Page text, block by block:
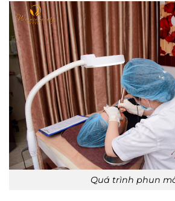
Quá trình phun